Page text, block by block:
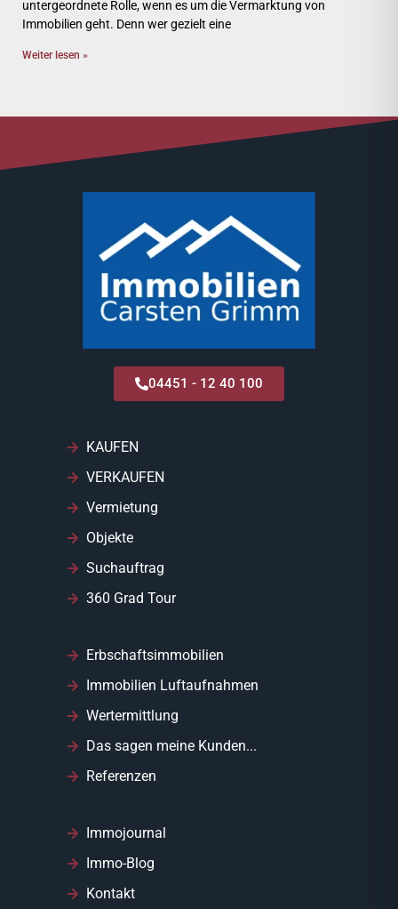
untergeordnete Rolle, wenn es um die Vermarktung von
Immobilien geht. Denn wer gezielt eine
Weiter lesen »
04451 - 12 40 100
KAUFEN
VERKAUFEN
Vermietung
Objekte
Suchauftrag
360 Grad Tour
Erbschaftsimmobilien
Immobilien Luftaufnahmen
Wertermittlung
Das sagen meine Kunden...
Referenzen
Immojournal
Immo-Blog
Kontakt